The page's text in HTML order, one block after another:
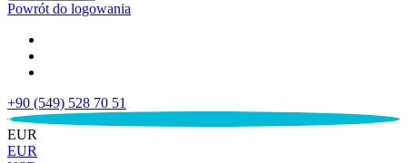
Powrót do logowania
+90 (549) 528 70 51
€
EUR
EUR